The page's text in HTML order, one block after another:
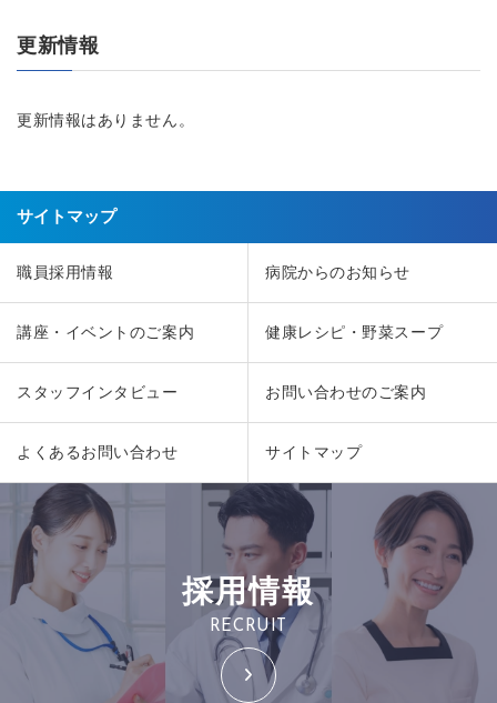
更新情報
更新情報はありません。
サイトマップ
職員採用情報 病院からのお知らせ
講座・イベントのご案内 健康レシピ・野菜スープ
スタッフインタビュー お問い合わせのご案内
よくあるお問い合わせ サイトマップ
採用情報
RECRUIT